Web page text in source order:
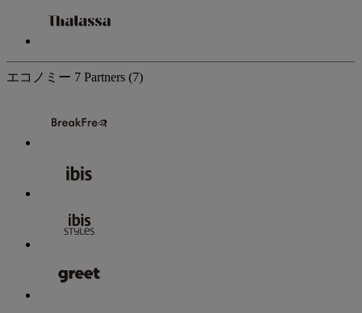
エコノミー 7 Partners (7)